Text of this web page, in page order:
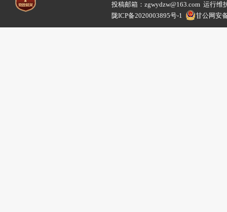
投稿邮箱：zgwydzw@163.com 运行维
陇ICP备2020003895号-1
甘公网安